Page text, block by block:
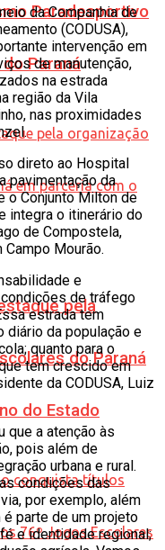
Paradesportivo
Paraná
pela
do Paraná
do Estado
da Companhia de
(CODUSA),
intervenção em
de manutenção,
na estrada
região da Vila
nas proximidades
direto ao Hospital
pavimentação da
o Conjunto Milton de
integra o itinerário do
de Compostela,
Mourão.
e
de tráfego
estrada tem
diário da população e
quanto para o
tem crescido em
da CODUSA, Luiz
que a atenção às
pois além de
urbana e rural.
condições das
por exemplo, além
parte de um projeto
e identidade regional;